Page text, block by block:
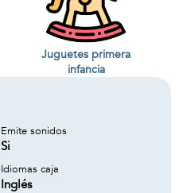
Juguetes primera
infancia
Emite sonidos
Si
Idiomas caja
Inglés